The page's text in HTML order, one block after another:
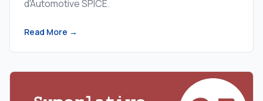
d'Automotive SPICE.
Read More →